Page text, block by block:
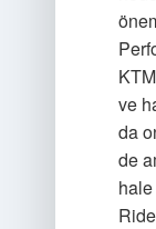
ve
da
de